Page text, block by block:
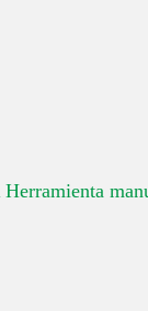
Herramienta